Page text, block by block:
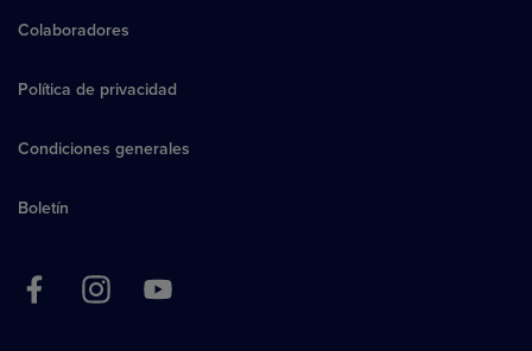
Colaboradores
Política de privacidad
Condiciones generales
Boletín